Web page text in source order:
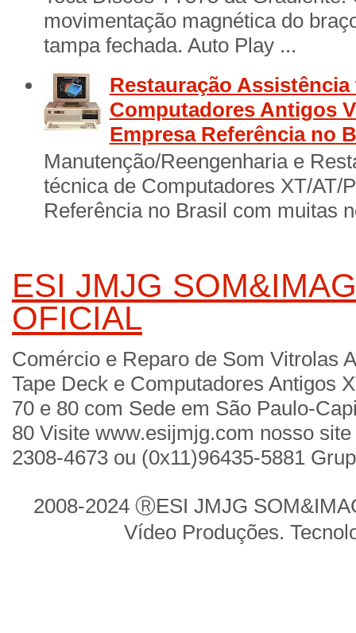
movimentação magnética do
tampa fechada. Auto Play ...
Restauração Assistência
Computadores Antigos
Empresa Referência no
Manutenção/Reengenharia e
técnica de Computadores XT/AT/
Referência no Brasil com muitas
ESI JMJG
OFICIAL
Comércio e Reparo de Som Vitrolas
Tape Deck e Computadores Antigos
70 e 80 com Sede em São Paulo-
80 Visite www.esijmjg.com nosso
2308-4673 ou (0x11)96435-5881
2008-2024 ⓇESI JMJG
Vídeo Produções.